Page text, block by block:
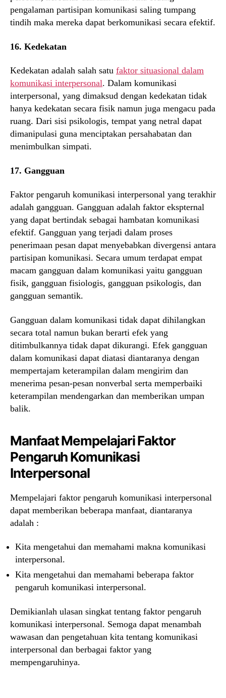
pengalaman partisipan komunikasi saling tumpang
tindih maka mereka dapat berkomunikasi secara efektif.
16. Kedekatan
Kedekatan adalah salah satu faktor situasional dalam
komunikasi interpersonal. Dalam komunikasi
interpersonal, yang dimaksud dengan kedekatan tidak
hanya kedekatan secara fisik namun juga mengacu pada
ruang. Dari sisi psikologis, tempat yang netral dapat
dimanipulasi guna menciptakan persahabatan dan
menimbulkan simpati.
17. Gangguan
Faktor pengaruh komunikasi interpersonal yang terakhir
adalah gangguan. Gangguan adalah faktor ekspternal
yang dapat bertindak sebagai hambatan komunikasi
efektif. Gangguan yang terjadi dalam proses
penerimaan pesan dapat menyebabkan divergensi antara
partisipan komunikasi. Secara umum terdapat empat
macam gangguan dalam komunikasi yaitu gangguan
fisik, gangguan fisiologis, gangguan psikologis, dan
gangguan semantik.
Gangguan dalam komunikasi tidak dapat dihilangkan
secara total namun bukan berarti efek yang
ditimbulkannya tidak dapat dikurangi. Efek gangguan
dalam komunikasi dapat diatasi diantaranya dengan
mempertajam keterampilan dalam mengirim dan
menerima pesan-pesan nonverbal serta memperbaiki
keterampilan mendengarkan dan memberikan umpan
balik.
Manfaat Mempelajari Faktor
Pengaruh Komunikasi
Interpersonal
Mempelajari faktor pengaruh komunikasi interpersonal
dapat memberikan beberapa manfaat, diantaranya
adalah :
Kita mengetahui dan memahami makna komunikasi
interpersonal.
Kita mengetahui dan memahami beberapa faktor
pengaruh komunikasi interpersonal.
Demikianlah ulasan singkat tentang faktor pengaruh
komunikasi interpersonal. Semoga dapat menambah
wawasan dan pengetahuan kita tentang komunikasi
interpersonal dan berbagai faktor yang
mempengaruhinya.